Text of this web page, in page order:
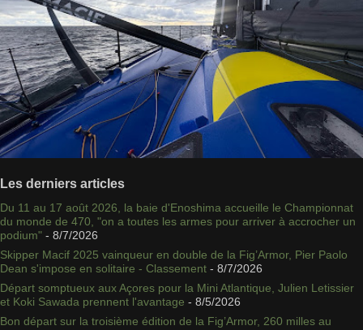
Les derniers articles
Du 11 au 17 août 2026, la baie d'Enoshima accueille le Championnat
du monde de 470, "on a toutes les armes pour arriver à accrocher un
podium" - 8/7/2026
Skipper Macif 2025 vainqueur en double de la Fig’Armor, Pier Paolo
Dean s'impose en solitaire - Classement - 8/7/2026
Départ somptueux aux Açores pour la Mini Atlantique, Julien Letissier
et Koki Sawada prennent l'avantage - 8/5/2026
Bon départ sur la troisième édition de la Fig’Armor, 260 milles au